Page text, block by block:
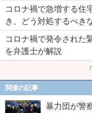
コロナ禍で急増する
き、どう対処するべき
コロナ禍で発令され
を弁護士が解説
関連の記事
暴力団が警